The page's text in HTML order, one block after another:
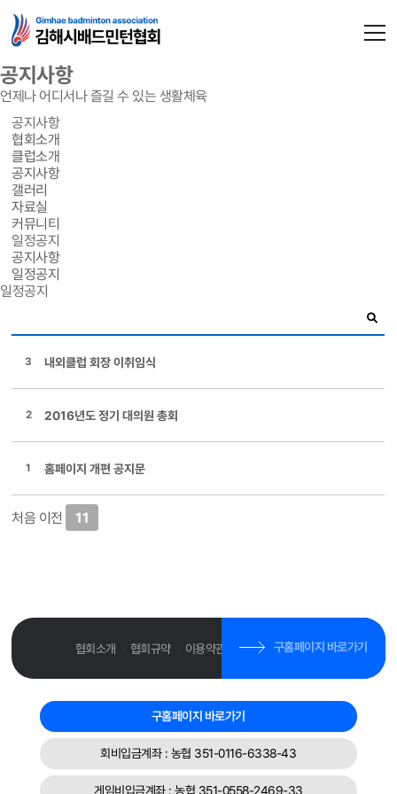
공지사항
언제나 어디서나 즐길 수 있는 생활체육
공지사항
협회소개
클럽소개
공지사항
갤러리
자료실
커뮤니티
일정공지
공지사항
일정공지
일정공지
3 내외클럽 회장 이취임식
2 2016년도 정기 대의원 총회
1 홈페이지 개편 공지문
처음 이전 11
구홈페이지 바로가기
협회소개 · 협회규약 · 이용약관 개인정보취급방침
구홈페이지 바로가기
회비입금계좌 : 농협 351-0116-6338-43
게임비입금계좌 : 농협 351-0558-2469-33